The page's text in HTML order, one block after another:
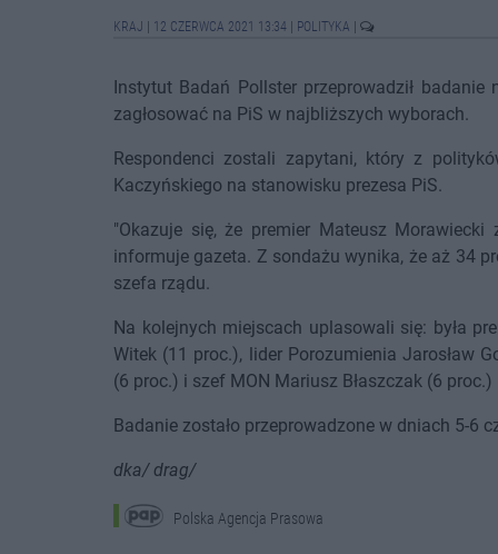
KRAJ 12 CZERWCA 2021 13:34 POLITYKA
Instytut Badań Pollster przeprowadził
zagłosować na PiS w najbliższych wyborach.
Respondenci zostali zapytani, który z
Kaczyńskiego na stanowisku prezesa PiS.
"Okazuje się, że premier Mateusz
informuje gazeta. Z sondażu wynika, że aż 34
szefa rządu.
Na kolejnych miejscach uplasowali się: była
Witek (11 proc.), lider Porozumienia Jarosław
(6 proc.) i szef MON Mariusz Błaszczak (6 proc.)
Badanie zostało przeprowadzone w dniach 5-6
dka/ drag/
Polska Agencja Prasowa